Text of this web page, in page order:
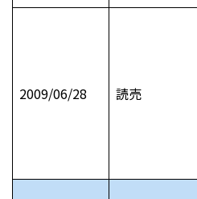
2009/06/28 読売